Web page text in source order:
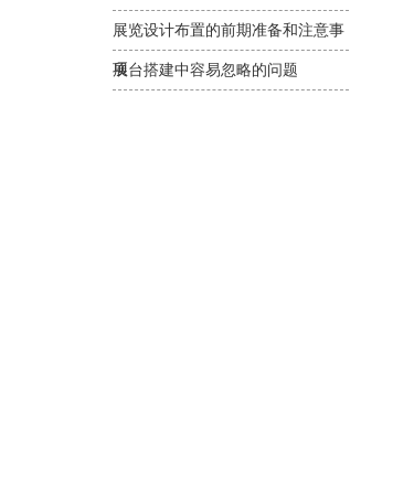
展览设计布置的前期准备和注意事
项
展台搭建中容易忽略的问题